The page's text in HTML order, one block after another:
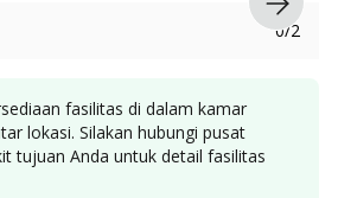
0/2
fasilitas di dalam kamar
lokasi. Silakan hubungi pusat
tujuan Anda untuk detail fasilitas